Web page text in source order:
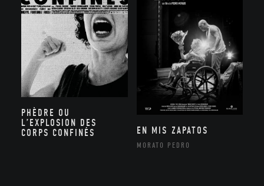
PHÈDRE OU
L’EXPLOSION DES
CORPS CONFINÉS
EN MIS ZAPATOS
MORATO PEDRO